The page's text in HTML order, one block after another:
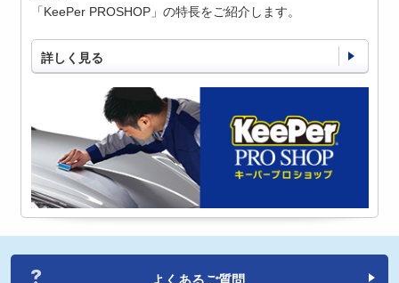
「KeePer PROSHOP」の特長をご紹介します。
詳しく見る
よくあるご質問